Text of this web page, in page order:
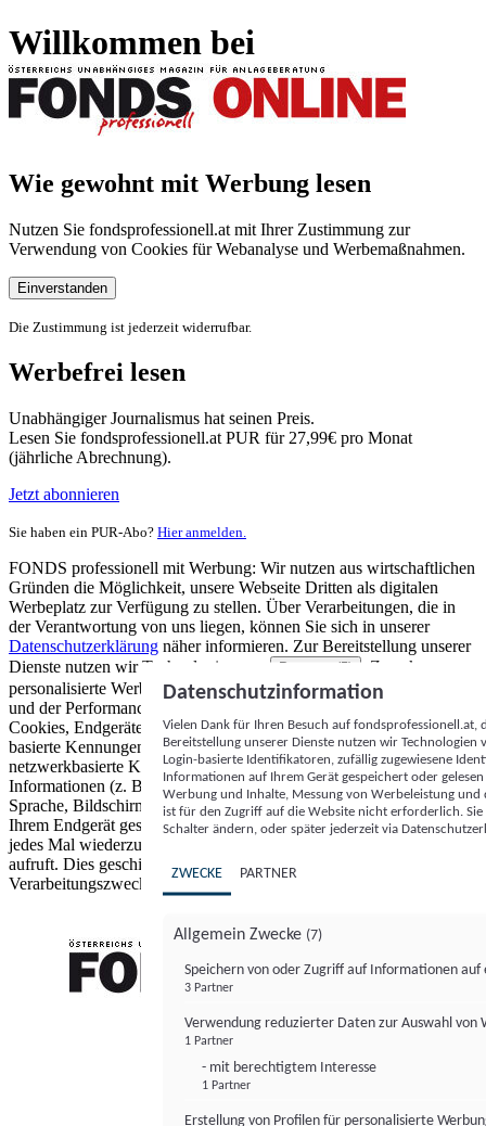
Willkommen bei
Wie gewohnt mit Werbung lesen
Nutzen Sie fondsprofessionell.at mit Ihrer Zustimmung zur
Verwendung von Cookies für Webanalyse und Werbemaßnahmen.
Einverstanden
Die Zustimmung ist jederzeit widerrufbar.
Werbefrei lesen
Unabhängiger Journalismus hat seinen Preis.
Lesen Sie fondsprofessionell.at PUR für 27,99€ pro Monat
(jährliche Abrechnung).
Jetzt abonnieren
Sie haben ein PUR-Abo? Hier anmelden.
FONDS professionell mit Werbung: Wir nutzen aus wirtschaftlichen
Gründen die Möglichkeit, unsere Webseite Dritten als digitalen
Werbeplatz zur Verfügung zu stellen. Über Verarbeitungen, die in
der Verantwortung von uns liegen, können Sie sich in unserer
Datenschutzerklärung näher informieren. Zur Bereitstellung unserer
Dienste nutzen wir Technologien von
Partnern (5)
. Zwecke:
personalisierte Werbung und Inhalte, Messung von Werbeleistung
und der Performance von Inhalten sowie Zielgruppenforschung.
Cookies, Endgeräte- oder ähnliche Online-Kennungen (z. B. login-
basierte Kennungen, zufällig generierte Kennungen,
netzwerkbasierte Kennungen) können zusammen mit anderen
Informationen (z. B. Browsertyp und Browserinformationen,
Sprache, Bildschirmgröße, unterstützte Technologien usw.) auf
Ihrem Endgerät gespeichert oder von dort ausgelesen werden, um es
jedes Mal wiederzuerkennen, wenn es eine App oder einer Webseite
aufruft. Dies geschieht für einen oder mehrere der hier aufgeführten
Verarbeitungszwecke.
Datenschutzinformation
Vielen Dank für Ihren Besuch auf
Bereitstellung unserer Dienste nutzen wir Technologien
Login-basierte Identifikatoren, zufällig zugewiesene
Informationen auf Ihrem Gerät gespeichert oder
Werbung und Inhalte, Messung von Werbeleistung
ist für den Zugriff auf die Website nicht erforderlich.
Schalter ändern, oder später jederzeit via
ZWECKE PARTNER
Allgemein Zwecke (7)
Speichern von oder Zugriff auf Informationen auf
3 Partner
Verwendung reduzierter Daten zur Auswahl von
1 Partner
- mit berechtigtem Interesse
1 Partner
Erstellung von Profilen für personalisierte
FONDS professionell